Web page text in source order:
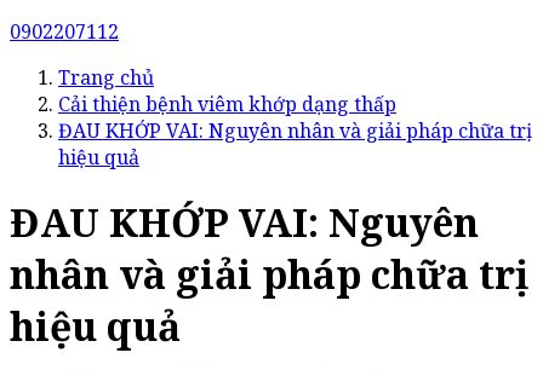
0902207112
Trang chủ
Cải thiện bệnh viêm khớp dạng thấp
ĐAU KHỚP VAI: Nguyên nhân và giải pháp chữa trị
hiệu quả
ĐAU KHỚP VAI: Nguyên
nhân và giải pháp chữa trị
hiệu quả